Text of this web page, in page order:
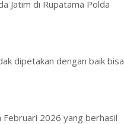
Jatim di Rupatama Polda
dipetakan dengan baik bisa
2026 yang berhasil